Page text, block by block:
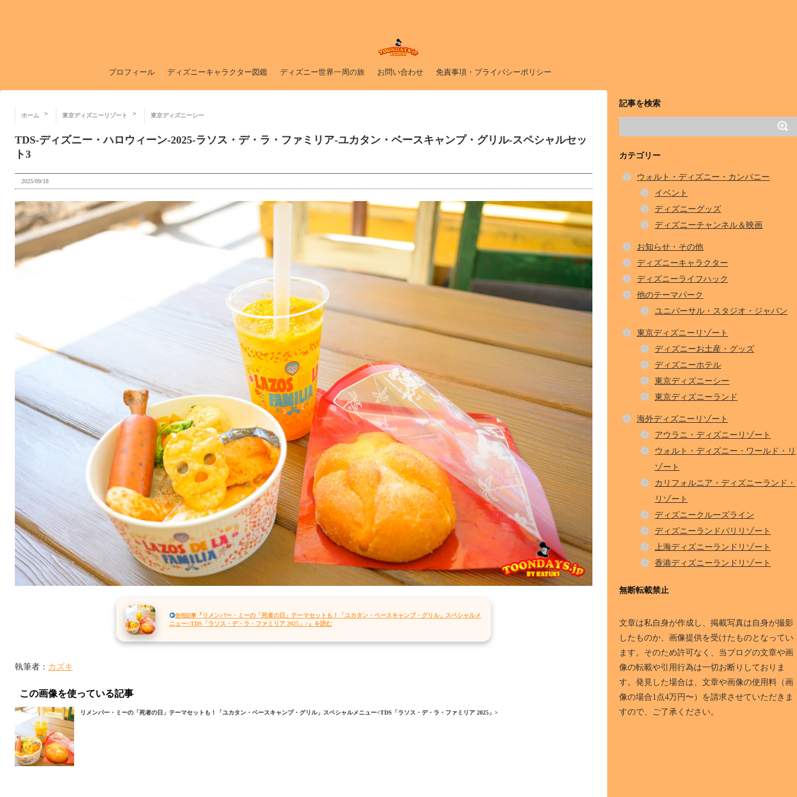
プロフィール ディズニーキャラクター図鑑 ディズニー世界一周の旅 お問い合わせ 免責事項・プライバシーポリシー
ホーム 東京ディズニーリゾート 東京ディズニーシー
TDS-ディズニー・ハロウィーン-2025-ラソス・デ・ラ・ファミリア-ユカタン・ベースキャンプ・グリル-スペシャルセッ
ト3
2025/09/18
使用記事 『リメンバー・ミーの「死者の日」テーマセットも！「ユカタン・ベースキャンプ・グリル」スペシャルメ
ニュー<TDS「ラソス・デ・ラ・ファミリア 2025」>』を読む
執筆者： カズキ
この画像を使っている記事
リメンバー・ミーの「死者の日」テーマセットも！「ユカタン・ベースキャンプ・グリル」スペシャルメニュー<TDS「ラソス・デ・ラ・ファミリア 2025」>
記事を検索
カテゴリー
ウォルト・ディズニー・カンパニー
イベント
ディズニーグッズ
ディズニーチャンネル＆映画
お知らせ・その他
ディズニーキャラクター
ディズニーライフハック
他のテーマパーク
ユニバーサル・スタジオ・ジャパン
東京ディズニーリゾート
ディズニーお土産・グッズ
ディズニーホテル
東京ディズニーシー
東京ディズニーランド
海外ディズニーリゾート
アウラニ・ディズニーリゾート
ウォルト・ディズニー・ワールド・リ
ゾート
カリフォルニア・ディズニーランド・
リゾート
ディズニークルーズライン
ディズニーランドパリリゾート
上海ディズニーランドリゾート
香港ディズニーランドリゾート
無断転載禁止
文章は私自身が作成し、掲載写真は自身が撮影
したものか、画像提供を受けたものとなってい
ます。そのため許可なく、当ブログの文章や画
像の転載や引用行為は一切お断りしておりま
す。発見した場合は、文章や画像の使用料（画
像の場合1点4万円〜）を請求させていただきま
すので、ご了承ください。